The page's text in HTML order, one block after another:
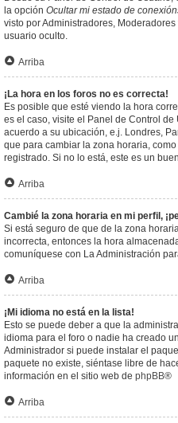
la opción Ocultar mi estado de
visto por Administradores,
usuario oculto.
Arriba
¡La hora en los foros no es correcta!
Es posible que esté viendo la hora
es el caso, visite el Panel de Control
acuerdo a su ubicación, e.j. Londres,
que para cambiar la zona horaria,
registrado. Si no lo está, este es un
Arriba
Cambié la zona horaria en mi perfil,
Si está seguro de que de la zona
incorrecta, entonces la hora
comuníquese con La Administración
Arriba
¡Mi idioma no está en la lista!
Esto se puede deber a que la
idioma para el foro o nadie ha creado
Administrador si puede instalar el
paquete no existe, siéntase libre de
información en el sitio web de phpBB®
Arriba